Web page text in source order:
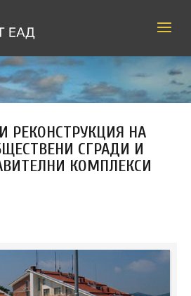
РЕКОНСТРУКЦИЯ НА
СГРАДИ И
КОМПЛЕКСИ